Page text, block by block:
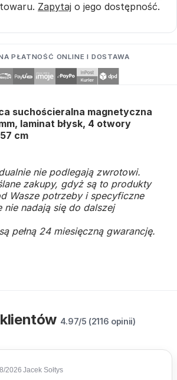
Zapytaj o jego dostępność.
PŁATNOŚĆ ONLINE I DOSTAWA
suchościeralna magnetyczna
laminat błysk, 4 otwory
cm
nie podlegają zwrotowi.
zakupy, gdyż są to produkty
Wasze potrzeby i specyficzne
nie nadają się do dalszej
pełną 24 miesięczną gwarancję.
4.97/5 (2116 opinii)